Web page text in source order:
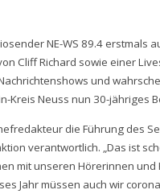
NE-WS 89.4 erstmals
Cliff Richard sowie einer
und
Kreis Neuss nun 30-jähriges
die Führung des
verantwortlich. „Das ist
mit unseren Hörerinnen
Jahr müssen auch wir